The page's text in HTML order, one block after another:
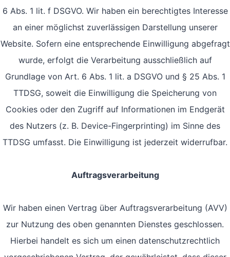
6 Abs. 1 lit. f DSGVO. Wir haben ein berechtigtes Interesse
an einer möglichst zuverlässigen Darstellung unserer
Website. Sofern eine entsprechende Einwilligung abgefragt
wurde, erfolgt die Verarbeitung ausschließlich auf
Grundlage von Art. 6 Abs. 1 lit. a DSGVO und § 25 Abs. 1
TTDSG, soweit die Einwilligung die Speicherung von
Cookies oder den Zugriff auf Informationen im Endgerät
des Nutzers (z. B. Device-Fingerprinting) im Sinne des
TTDSG umfasst. Die Einwilligung ist jederzeit widerrufbar.
Auftragsverarbeitung
Wir haben einen Vertrag über Auftragsverarbeitung (AVV)
zur Nutzung des oben genannten Dienstes geschlossen.
Hierbei handelt es sich um einen datenschutzrechtlich